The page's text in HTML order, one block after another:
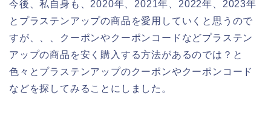
今後、私自身も、2020年、2021年、2022年、2023年
とプラステンアップの商品を愛用していくと思うので
すが、、、クーポンやクーポンコードなどプラステン
アップの商品を安く購入する方法があるのでは？と
色々とプラステンアップのクーポンやクーポンコード
などを探してみることにしました。